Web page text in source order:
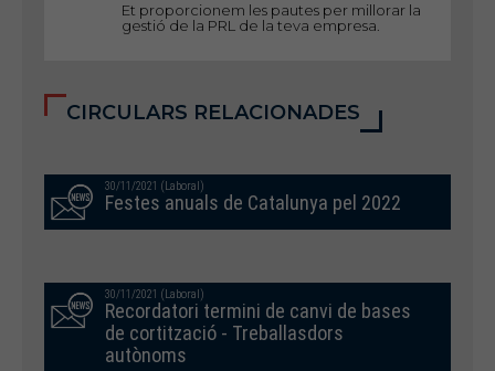
Et proporcionem les pautes per millorar la
gestió de la PRL de la teva empresa.
CIRCULARS RELACIONADES
30/11/2021 (Laboral)
Festes anuals de Catalunya pel 2022
30/11/2021 (Laboral)
Recordatori termini de canvi de bases
de cortització - Treballasdors
autònoms